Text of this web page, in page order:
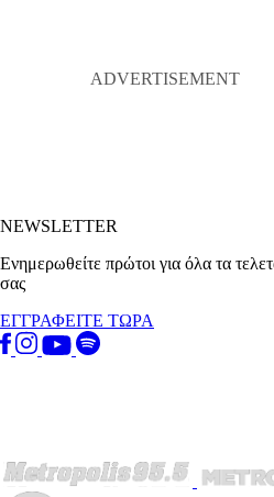
NEWSLETTER
Ενημερωθείτε πρώτοι για όλα τα
σας
ΕΓΓΡΑΦΕΙΤΕ ΤΩΡΑ